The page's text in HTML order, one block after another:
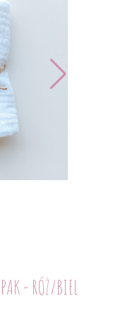
- RÓŻ/BIEL